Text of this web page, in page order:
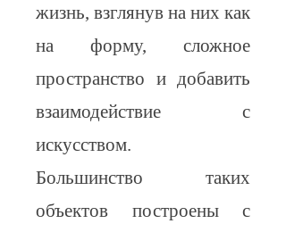
жизнь, взглянув на них как
на форму, сложное
пространство и добавить
взаимодействие с
искусством.
Большинство таких
объектов построены с